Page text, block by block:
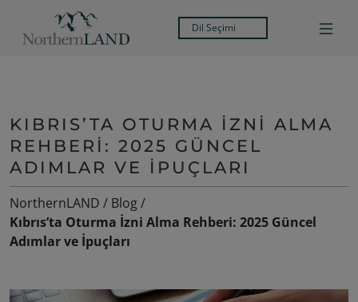
Dil Seçimi
KIBRIS’TA OTURMA İZNI ALMA
REHBERI: 2025 GÜNCEL
ADIMLAR VE İPUÇLARI
NorthernLAND / Blog/
Kıbrıs’ta Oturma İzni Alma Rehberi: 2025 Güncel
Adımlar ve İpuçları